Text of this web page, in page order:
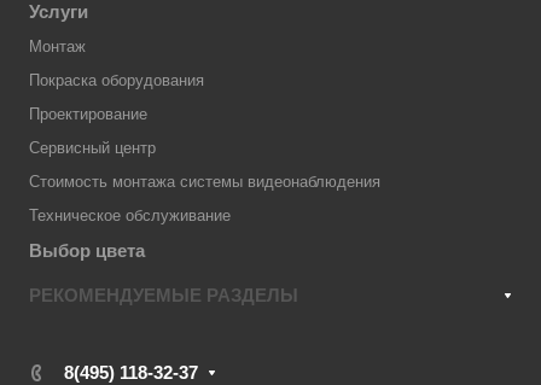
Услуги
Монтаж
Покраска оборудования
Проектирование
Сервисный центр
Стоимость монтажа системы видеонаблюдения
Техническое обслуживание
Выбор цвета
РЕКОМЕНДУЕМЫЕ РАЗДЕЛЫ
8(495) 118-32-37